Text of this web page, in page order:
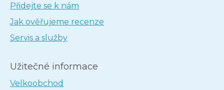
Přidejte se k nám
Jak ověřujeme recenze
Servis a služby
Užitečné informace
Velkoobchod